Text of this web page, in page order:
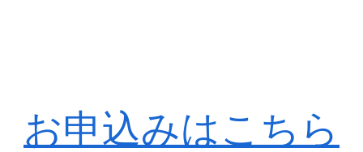
お申込みはこちら